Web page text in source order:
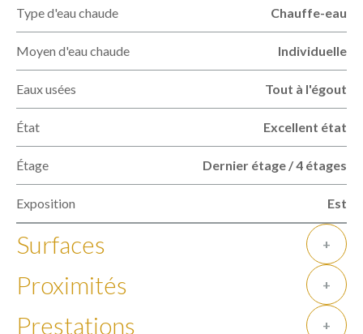
Type d'eau chaude Chauffe-eau
Moyen d'eau chaude Individuelle
Eaux usées Tout à l'égout
État Excellent état
Étage Dernier étage / 4 étages
Exposition Est
Surfaces +
Proximités +
Prestations +